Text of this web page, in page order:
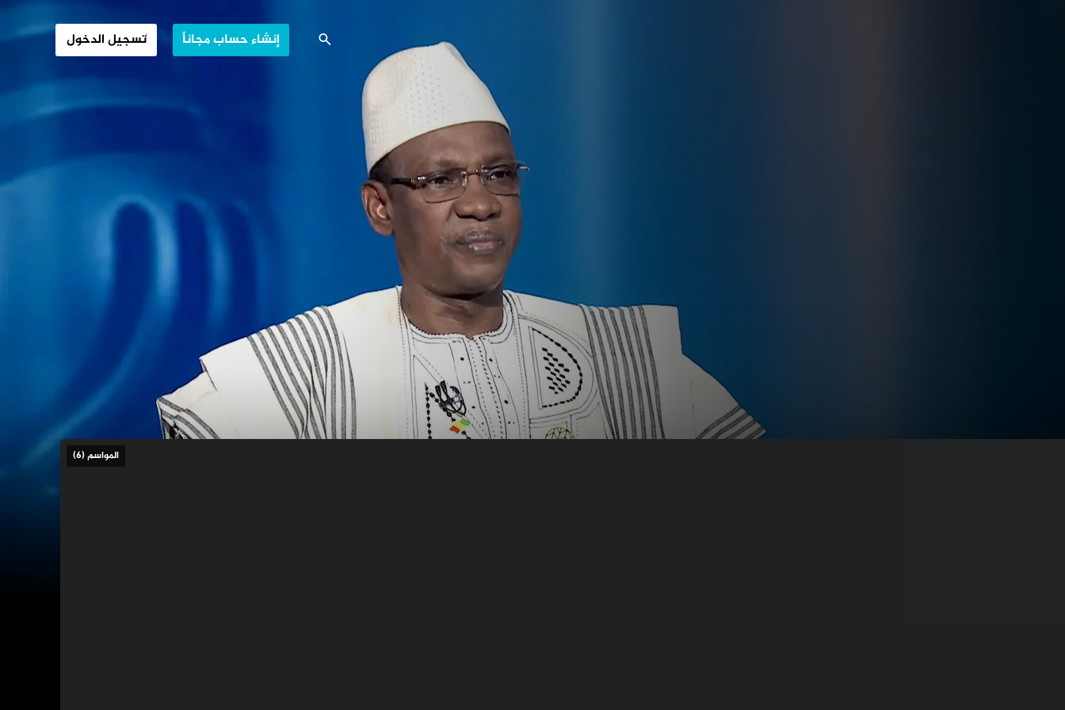
إنشاء حساب مجاناً تسجيل الدخول
المواسم (6)
مالي والصراعات الروسية الغربية